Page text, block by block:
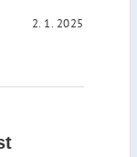
2. 1. 2025